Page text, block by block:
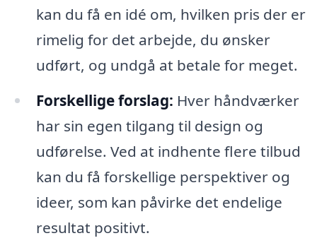
kan du få en idé om, hvilken pris der er
rimelig for det arbejde, du ønsker
udført, og undgå at betale for meget.
Forskellige forslag: Hver håndværker
har sin egen tilgang til design og
udførelse. Ved at indhente flere tilbud
kan du få forskellige perspektiver og
ideer, som kan påvirke det endelige
resultat positivt.